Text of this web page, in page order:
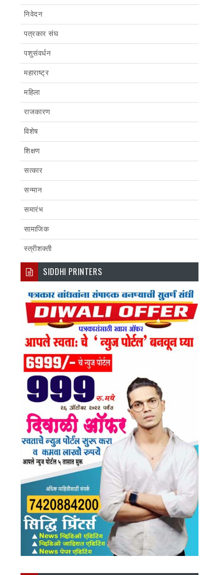
निवेदन
पत्रकार संघ
पशुसंवर्धन
महाराष्ट्र
महिला
राजकारण
विशेष
शिक्षण
सत्कार
सन्मान
समारंभ
सामाजिक
स्त्रीशक्ती
SIDDHI PRINTERS